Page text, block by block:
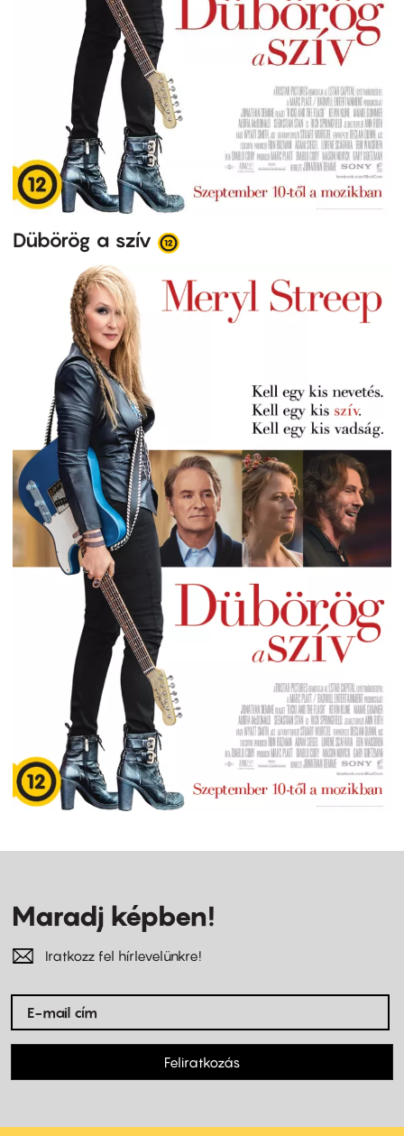
Dübörög a szív
Maradj képben!
Iratkozz fel hírlevelünkre!
Feliratkozás